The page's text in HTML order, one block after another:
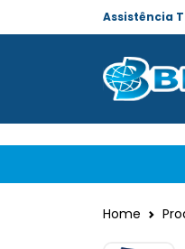
Assistência
Home